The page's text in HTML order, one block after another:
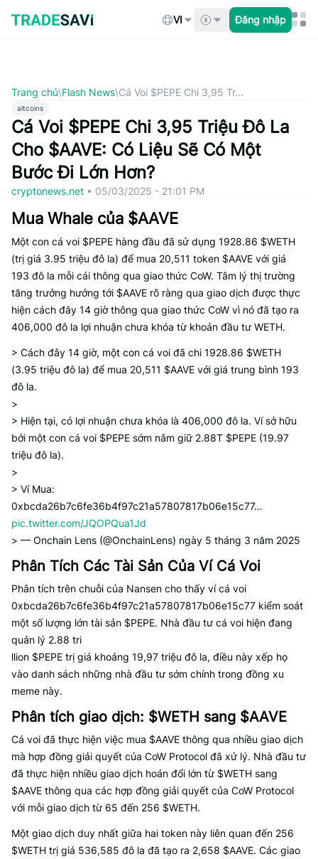
qua
nội
VI Đăng nhập
Trang chủ\Flash News\Cá Voi $PEPE Chi 3,95 Tr...
altcoins
Cá Voi $PEPE Chi 3,95 Triệu Đô La
Cho $AAVE: Có Liệu Sẽ Có Một
Bước Đi Lớn Hơn?
cryptonews.net • 05/03/2025 - 21:01 PM
Mua Whale của $AAVE
Một con cá voi $PEPE hàng đầu đã sử dụng 1928.86 $WETH
(trị giá 3.95 triệu đô la) để mua 20,511 token $AAVE với giá
193 đô la mỗi cái thông qua giao thức CoW. Tâm lý thị trường
tăng trưởng hướng tới $AAVE rõ ràng qua giao dịch được thực
hiện cách đây 14 giờ thông qua giao thức CoW vì nó đã tạo ra
406,000 đô la lợi nhuận chưa khóa từ khoản đầu tư WETH.
> Cách đây 14 giờ, một con cá voi đã chi 1928.86 $WETH
(3.95 triệu đô la) để mua 20,511 $AAVE với giá trung bình 193
đô la.
>
> Hiện tại, có lợi nhuận chưa khóa là 406,000 đô la. Ví sở hữu
bởi một con cá voi $PEPE sớm nắm giữ 2.88T $PEPE (19.97
triệu đô la).
>
> Ví Mua:
0xbcda26b7c6fe36b4f97c21a57807817b06e15c77…
pic.twitter.com/JQOPQua1Jd
> — Onchain Lens (@OnchainLens) ngày 5 tháng 3 năm 2025
Phân Tích Các Tài Sản Của Ví Cá Voi
Phân tích trên chuỗi của Nansen cho thấy ví cá voi
0xbcda26b7c6fe36b4f97c21a57807817b06e15c77 kiểm soát
một số lượng lớn tài sản $PEPE. Nhà đầu tư cá voi hiện đang
quản lý 2.88 tri
llion $PEPE trị giá khoảng 19,97 triệu đô la, điều này xếp họ
vào danh sách những nhà đầu tư sớm chính trong đồng xu
meme này.
Phân tích giao dịch: $WETH sang $AAVE
Cá voi đã thực hiện việc mua $AAVE thông qua nhiều giao dịch
mà hợp đồng giải quyết của CoW Protocol đã xử lý. Nhà đầu tư
đã thực hiện nhiều giao dịch hoán đổi lớn từ $WETH sang
$AAVE thông qua các hợp đồng giải quyết của CoW Protocol
với mỗi giao dịch từ 65 đến 256 $WETH.
Một giao dịch duy nhất giữa hai token này liên quan đến 256
$WETH trị giá 536,585 đô la đã tạo ra 2,658 $AAVE. Các giao